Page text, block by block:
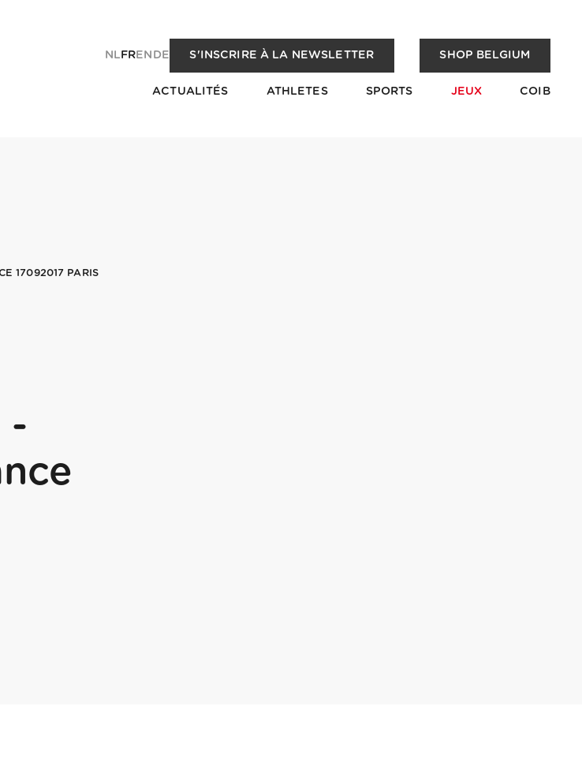
NLFREN DE S'INSCRIRE À LA NEWSLETTER SHOP BELGIUM
ACTUALITÉS ATHLETES SPORTS JEUX COIB
17092017 PARIS
-